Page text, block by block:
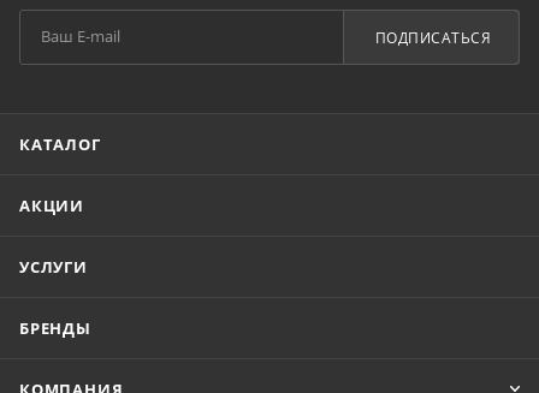
ПОДПИСАТЬСЯ
КАТАЛОГ
АКЦИИ
УСЛУГИ
БРЕНДЫ